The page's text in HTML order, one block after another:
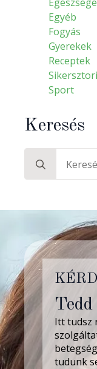
Egyéb
Fogyás
Gyerekek
Receptek
Sport
Keresés
for:
Itt tudsz
tudunk